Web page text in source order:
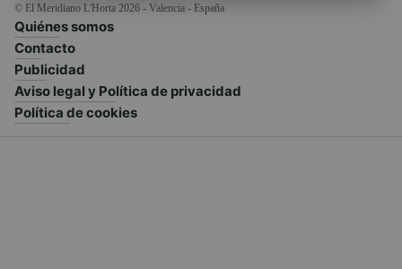
© El Meridiano L'Horta 2026 - Valencia - España
Quiénes somos
Contacto
Publicidad
Aviso legal y Política de privacidad
Política de cookies